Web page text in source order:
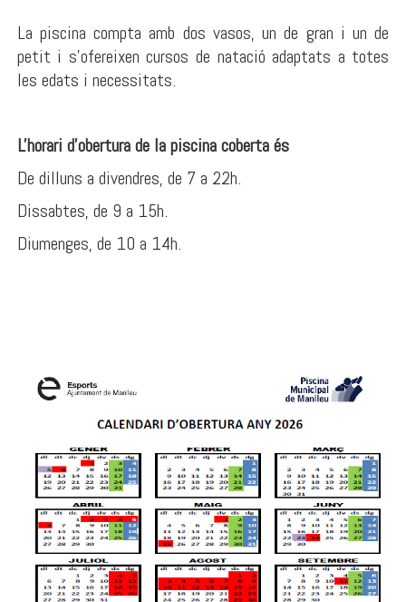
La piscina compta amb dos vasos, un de gran i un de
petit i s'ofereixen cursos de natació adaptats a totes
les edats i necessitats.
L'horari d'obertura de la piscina coberta és
De dilluns a divendres, de 7 a 22h.
Dissabtes, de 9 a 15h.
Diumenges, de 10 a 14h.